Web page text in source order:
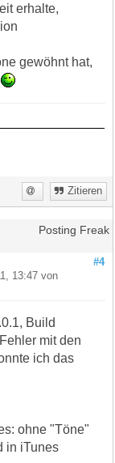
erhalte,
gewöhnt hat,
Zitieren
Posting Freak
#4
13:47 von
Build
mit den
ich das
ohne "Töne"
in iTunes